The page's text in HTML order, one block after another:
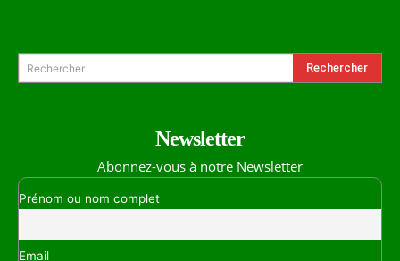
Rechercher Rechercher
Newsletter
Abonnez-vous à notre Newsletter
Prénom ou nom complet
Email